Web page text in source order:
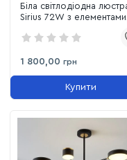
Біла світлодіодна
Sirius 72W з елементами
1 800,00 грн
Купити